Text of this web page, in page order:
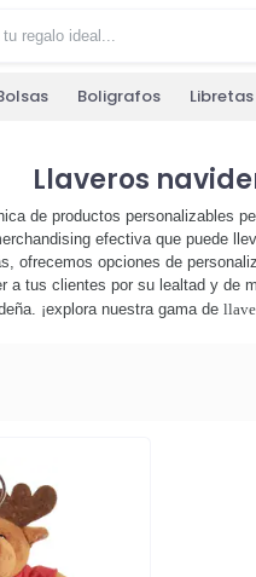
Boligrafos Libretas
Llaveros
de productos personalizables
efectiva que puede
ofrecemos opciones de
tus clientes por su lealtad y de
¡explora nuestra gama de